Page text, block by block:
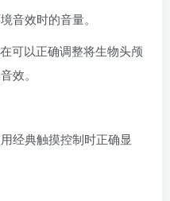
音效时的音量。
可以正确调整将生物头颅
效。
经典触摸控制时正确显